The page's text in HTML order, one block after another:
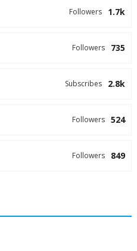
1.7k
Followers
735
Followers
2.8k
Subscribes
524
Followers
849
Followers